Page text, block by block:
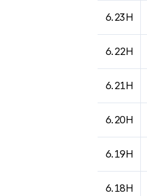
6.23H
6.22H
6.21H
6.20H
6.19H
6.18H